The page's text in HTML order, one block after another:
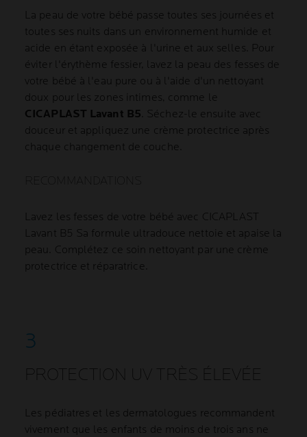
La peau de votre bébé passe toutes ses journées et
toutes ses nuits dans un environnement humide et
acide en étant exposée à l'urine et aux selles. Pour
éviter l'érythème fessier, lavez la peau des fesses de
votre bébé à l'eau pure ou à l'aide d'un nettoyant
doux pour les zones intimes, comme le
CICAPLAST Lavant B5 . Séchez-le ensuite avec
douceur et appliquez une crème protectrice après
chaque changement de couche.
Lavez les fesses de votre bébé avec CICAPLAST
Lavant B5 Sa formule ultradouce nettoie et apaise la
peau. Complétez ce soin nettoyant par une crème
protectrice et réparatrice.
PROTECTION UV TRÈS ÉLEVÉE
Les pédiatres et les dermatologues recommandent
vivement que les enfants de moins de trois ans ne